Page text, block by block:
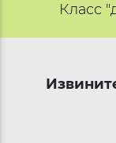
Класс